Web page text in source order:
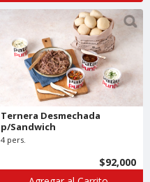
Ternera Desmechada
p/Sandwich
4 pers.
$92,000